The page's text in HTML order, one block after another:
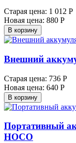
Старая цена: 1 012 Р
Новая цена: 880 Р
В корзину
Внешний
Старая цена: 736 Р
Новая цена: 640 Р
В корзину
Портативный
HOCO